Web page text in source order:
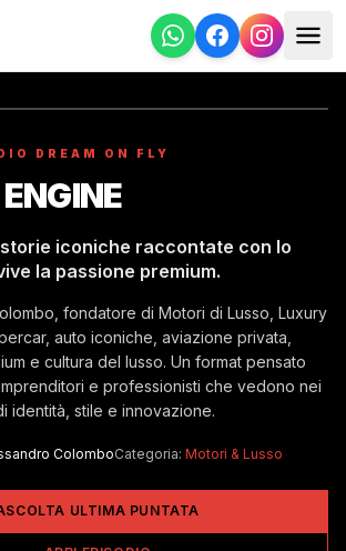
DREAM ON FLY
iconiche raccontate con lo
la passione premium.
fondatore di Motori di Lusso, Luxury
auto iconiche, aviazione privata,
e cultura del lusso. Un format pensato
e professionisti che vedono nei
identità, stile e innovazione.
ColomboCategoria: Motori & Lusso
ULTIMA PUNTATA